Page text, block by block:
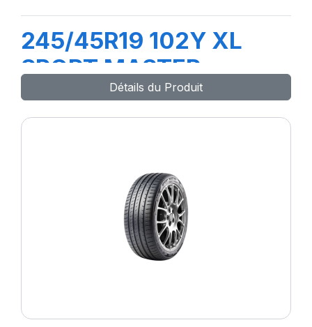
245/45R19 102Y XL
SPORT MASTER
Détails du Produit